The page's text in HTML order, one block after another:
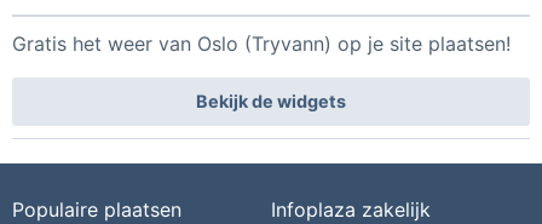
Gratis het weer van Oslo (Tryvann) op je site plaatsen!
Bekijk de widgets
Populaire plaatsen
Infoplaza zakelijk